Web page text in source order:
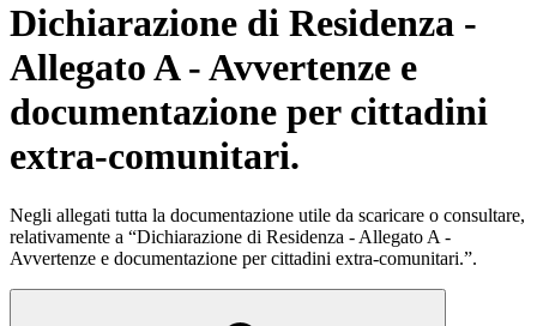
Dichiarazione di Residenza -
Allegato A - Avvertenze e
documentazione per cittadini
extra-comunitari.
Negli allegati tutta la documentazione utile da scaricare o consultare,
relativamente a “Dichiarazione di Residenza - Allegato A -
Avvertenze e documentazione per cittadini extra-comunitari.”.